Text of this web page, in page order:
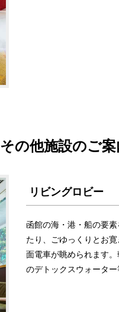
その他施設のご案
リビングロビー
函館の海・港・船の要
たり、ごゆっくりとお
面電車が眺められます
のデトックスウォーター